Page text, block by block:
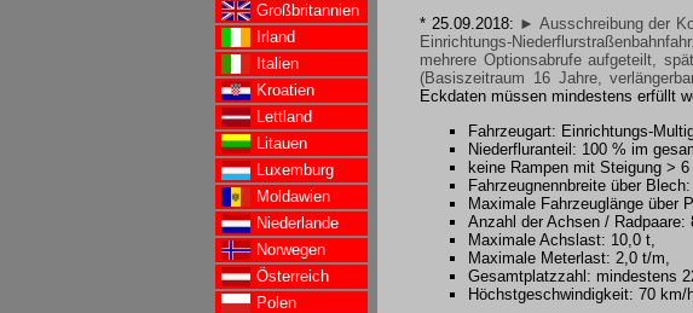
Großbritannien
Irland
Italien
Kroatien
Lettland
Litauen
Luxemburg
Moldawien
Niederlande
Norwegen
Österreich
Polen
* 25.09.2018: ► Ausschreibung der
Einrichtungs-
mehrere Optionsabrufe aufgeteilt,
(Basiszeitraum 16 Jahre,
Eckdaten müssen mindestens erfüllt
Fahrzeugart: Einrichtungs-
Niederfluranteil: 100 % im
keine Rampen mit Steigung >
Fahrzeugnennbreite über Blech:
Maximale Fahrzeuglänge über
Anzahl der Achsen / Radpaare:
Maximale Achslast: 10,0 t,
Maximale Meterlast: 2,0 t/m,
Gesamtplatzzahl: mindestens
Höchstgeschwindigkeit: 70 km/